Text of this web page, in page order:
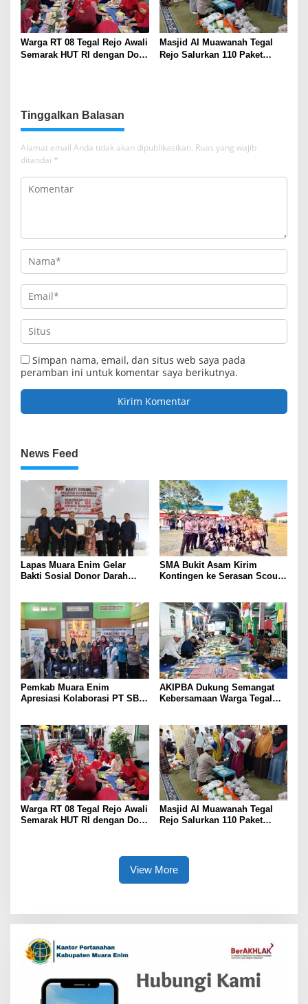
Warga RT 08 Tegal Rejo Awali
Semarak HUT RI dengan Doa
Masjid Al Muawanah Tegal
Rejo Salurkan 110 Paket
Tinggalkan Balasan
Alamat email Anda tidak akan dipublikasikan. Ruas yang wajib
ditandai *
Simpan nama, email, dan situs web saya pada
peramban ini untuk komentar saya berikutnya.
News Feed
Lapas Muara Enim Gelar
Bakti Sosial Donor Darah
SMA Bukit Asam Kirim
Kontingen ke Serasan Scout
Siswa
Pemkab Muara Enim
Apresiasi Kolaborasi PT SBS
AKIPBA Dukung Semangat
Kebersamaan Warga Tegal
Warga RT 08 Tegal Rejo Awali
Semarak HUT RI dengan Doa
Masjid Al Muawanah Tegal
Rejo Salurkan 110 Paket
View More